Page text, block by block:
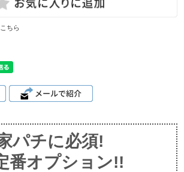
ちら
パチに必須!
番オプション!!